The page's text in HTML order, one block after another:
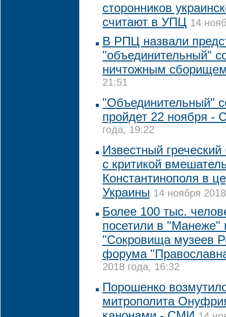
сторонников
считают в УПЦ 14
В РПЦ назвали
"объединительный"
ничтожным
21:51
"Объединительный"
пройдет 22 ноября -
года, 19:22
Известный
с критикой
Константинополя в
Украины 14 ноября
Более 100 тыс.
посетили в "Манеже"
"Сокровища музеев
форума
2018 года, 16:32
Порошенко
митрополита